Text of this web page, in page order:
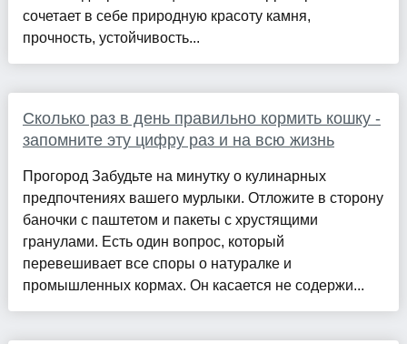
сочетает в себе природную красоту камня,
прочность, устойчивость...
Сколько раз в день правильно кормить кошку -
запомните эту цифру раз и на всю жизнь
Прогород Забудьте на минутку о кулинарных
предпочтениях вашего мурлыки. Отложите в сторону
баночки с паштетом и пакеты с хрустящими
гранулами. Есть один вопрос, который
перевешивает все споры о натуралке и
промышленных кормах. Он касается не содержи...